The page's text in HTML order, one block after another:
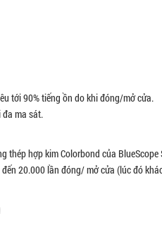
tới 90% tiếng ồn do khi đóng/mở cửa.
ma sát.
thép hợp kim Colorbond của
20.000 lần đóng/ mở cửa (lúc đó